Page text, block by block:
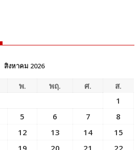
สิงหาคม 2026
พ. พฤ. ศ.
ส.
1
5 6 7
8
12 13 14
15
19 20 21
22